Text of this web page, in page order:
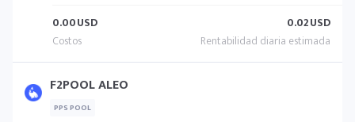
0.00USD 0.02USD
F2POOL ALEO
PPS POOL